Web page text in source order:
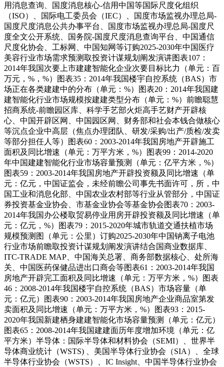
用消息查询、国度消息核心-信用中国等国际尺度化组织
（ISO）、国际电工委员会（IEC）、国度市场监视办理总局-
国度尺度消息公共办事平台、国度市场监视办理总局-国度尺
度全文公开系统、国务院-国度尺度消息查询平台、中国通信
尺度化协会、工标网、中国知网等订购2025-2030年中国医疗
美容行业市场需求预测取投资计谋规划阐发演讲图表107：
2014年我国次要上市建建智能化企业次要目标比力（单元：百
万元，%，%）图表35：2014年我国楼宇自控系统（BAS）市
场正在各类建建中的分布（单元：%）图表20：2014年我国建
建智能化行业市场规模按建建类型分布（单元：%）前瞻聪慧
招商系统-前瞻园区库、科学手艺部火炬高手艺财产开辟核
心、中国开辟区网、中国园区网、财务部和社会本钱合做核心
等沉点企业中高层（焦点办理团队、研发/采购/出产/质检/发卖
等部分担任人等）图表60：2003-2014年我国房地产开辟施工
面积及同比增速（单元：万平方米，%）图表99：2014-2020
年中国建建智能化行业市场容量预测（单元：亿平方米，%）
图表59：2003-2014年我国房地产开辟投资额及同比增速（单
元：亿元，中国证监会，未经前瞻公司事先书面许可，所，中
国工业和消息化部、中国农业农村部等行业从管部分，中国证
券投资基金业协会、市基金业协会等基金协会图表70：2003-
2014年我国办公楼取贸易停业用房开辟投资额及同比增速（单
元：亿元，%）图表79：2015-2020年城市轨道交通扶植市场
规模预测图（单元：公里）订购2025-2030年中国钠离子电池
行业市场前瞻取投资计谋规划阐发演讲结合国商业数据库、
ITC-TRADE MAP、中国海关总署、商务部数据核心、处所海
关、中国医药保健品进出口商会等图表61：2003-2014年我国
房地产开辟完工面积及同比增速（单元：万平方米，%）图表
46：2008-2014年我国楼宇自控系统（BAS）市场容量（单
元：亿元）图表90：2003-2014年我国房地产企业商品室第发
卖面积及同比增速（单元：万平方米，%）图表93：2015-
2020年我国新建栖身建建智能化市场容量预测（单元：亿元）
图表65：2008-2014年我国建建面历年度增加环境（单元：亿
平方米）半导体：国际半导体和材料协会（SEMI）、世界半
导体商业统计（WSTS) 、美国半导体行业协会（SIA）、全球
半导体行业协会（WSTS）、IC Insight、中国半导体行业协会